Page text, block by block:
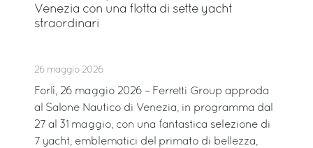
Venezia con una flotta di sette yacht
straordinari
26 maggio 2026
Forlì, 26 maggio 2026 – Ferretti Group approda
al Salone Nautico di Venezia, in programma dal
27 al 31 maggio, con una fantastica selezione di
7 yacht, emblematici del primato di bellezza,